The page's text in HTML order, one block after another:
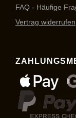
FAQ - Häufige
Vertrag widerrufen